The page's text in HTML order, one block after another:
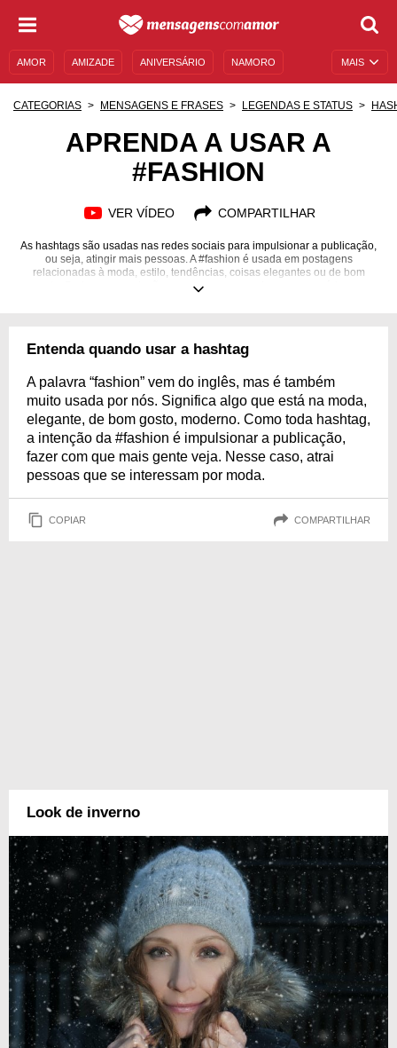
MAIS
AMOR AMIZADE ANIVERSÁRIO NAMORO
MENSAGENS DE ANIVERSÁRIO
CATEGORIAS MENSAGENS E FRASES LEGENDAS E STATUS
APRENDA A USAR A
#FASHION
VER VÍDEO COMPARTILHAR
As hashtags são usadas nas redes sociais para impulsionar a publicação,
ou seja, atingir mais pessoas. A #fashion é usada em postagens
relacionadas à moda, estilo, tendências, coisas elegantes ou de bom
gosto. Pode ser em relação a uma roupa, maquiagem, acessórios ou
estilo ou também seguir tendências. Entenda como você pode usar a
Entenda quando usar a hashtag
A palavra “fashion” vem do inglês, mas é também
muito usada por nós. Significa algo que está na moda,
elegante, de bom gosto, moderno. Como toda hashtag,
a intenção da #fashion é impulsionar a publicação,
fazer com que mais gente veja. Nesse caso, atrai
pessoas que se interessam por moda.
COPIAR COMPARTILHAR
Look de inverno